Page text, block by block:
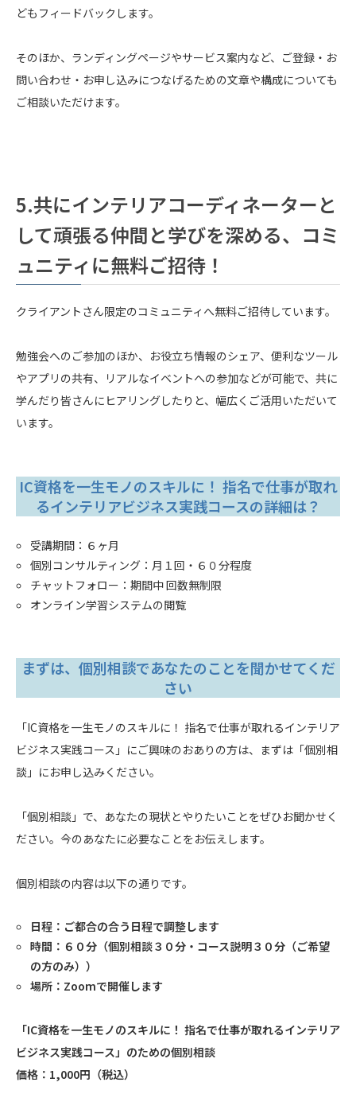
どもフィードバックします。
そのほか、ランディングページやサービス案内など、ご登録・お
問い合わせ・お申し込みにつなげるための文章や構成についても
ご相談いただけます。
5.共にインテリアコーディネーターと
して頑張る仲間と学びを深める、コミ
ュニティに無料ご招待！
クライアントさん限定のコミュニティへ無料ご招待しています。
勉強会へのご参加のほか、お役立ち情報のシェア、便利なツール
やアプリの共有、リアルなイベントへの参加などが可能で、共に
学んだり皆さんにヒアリングしたりと、幅広くご活用いただいて
います。
IC資格を一生モノのスキルに！ 指名で仕事が取れ
るインテリアビジネス実践コースの詳細は？
受講期間：６ヶ月
個別コンサルティング：月１回・６０分程度
チャットフォロー：期間中 回数無制限
オンライン学習システムの閲覧
まずは、個別相談であなたのことを聞かせてくだ
さい
「IC資格を一生モノのスキルに！ 指名で仕事が取れるインテリア
ビジネス実践コース」にご興味のおありの方は、まずは「個別相
談」にお申し込みください。
「個別相談」で、あなたの現状とやりたいことをぜひお聞かせく
ださい。今のあなたに必要なことをお伝えします。
個別相談の内容は以下の通りです。
日程：ご都合の合う日程で調整します
時間：６０分（個別相談３０分・コース説明３０分（ご希望
の方のみ））
場所：Zoomで開催します
「IC資格を一生モノのスキルに！ 指名で仕事が取れるインテリア
ビジネス実践コース」のための個別相談
価格：1,000円（税込）
シェア